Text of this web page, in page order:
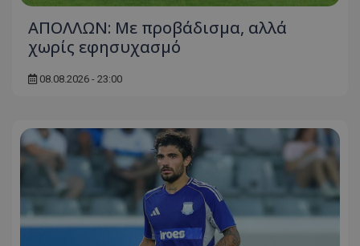
ΑΠΟΛΛΩΝ: Με προβάδισμα, αλλά
χωρίς εφησυχασμό
08.08.2026 - 23:00